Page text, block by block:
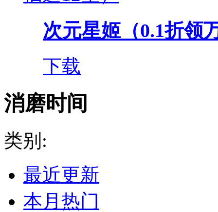
次元星姬（0.1折领
下载
消磨时间
类别:
最近更新
本月热门